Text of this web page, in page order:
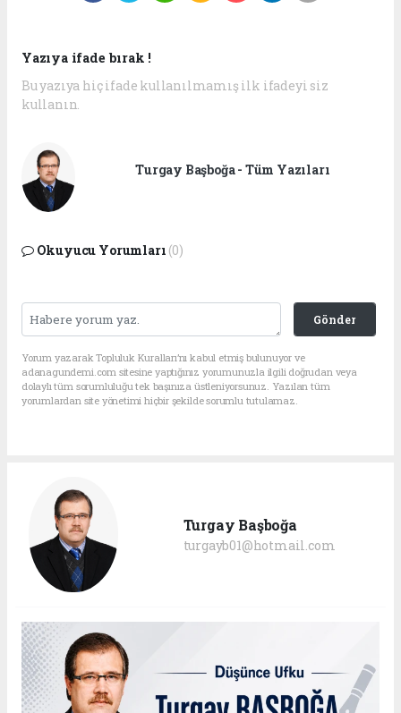
Yazıya ifade bırak !
Bu yazıya hiç ifade kullanılmamış ilk ifadeyi siz
kullanın.
Turgay Başboğa - Tüm Yazıları
Okuyucu Yorumları (0)
Gönder
Yorum yazarak Topluluk Kuralları’nı kabul etmiş bulunuyor ve
adanagundemi.com sitesine yaptığınız yorumunuzla ilgili doğrudan veya
dolaylı tüm sorumluluğu tek başınıza üstleniyorsunuz. Yazılan tüm
yorumlardan site yönetimi hiçbir şekilde sorumlu tutulamaz.
Turgay Başboğa
turgayb01@hotmail.com